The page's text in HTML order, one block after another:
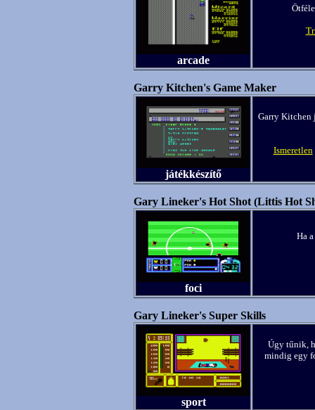
arcade
Garry Kitchen's Game Maker
játékkészítő
Garry Kitchen
Ismeretlen
Gary Lineker's Hot Shot (Littis Hot
foci
Ha
Gary Lineker's Super Skills
sport
Úgy tűnik,
mindig egy